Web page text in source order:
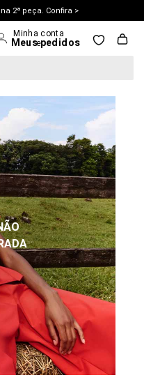
na 2ª peça. Confira >
Clique e aproveite.